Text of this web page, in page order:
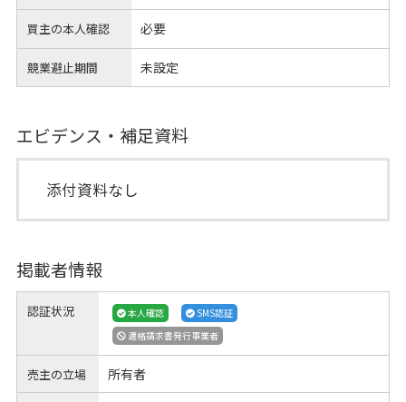
買主の本人確認 必要
競業避止期間 未設定
エビデンス・補足資料
添付資料なし
掲載者情報
認証状況 本人確認
SMS認証
適格請求書発行事業者
売主の立場 所有者